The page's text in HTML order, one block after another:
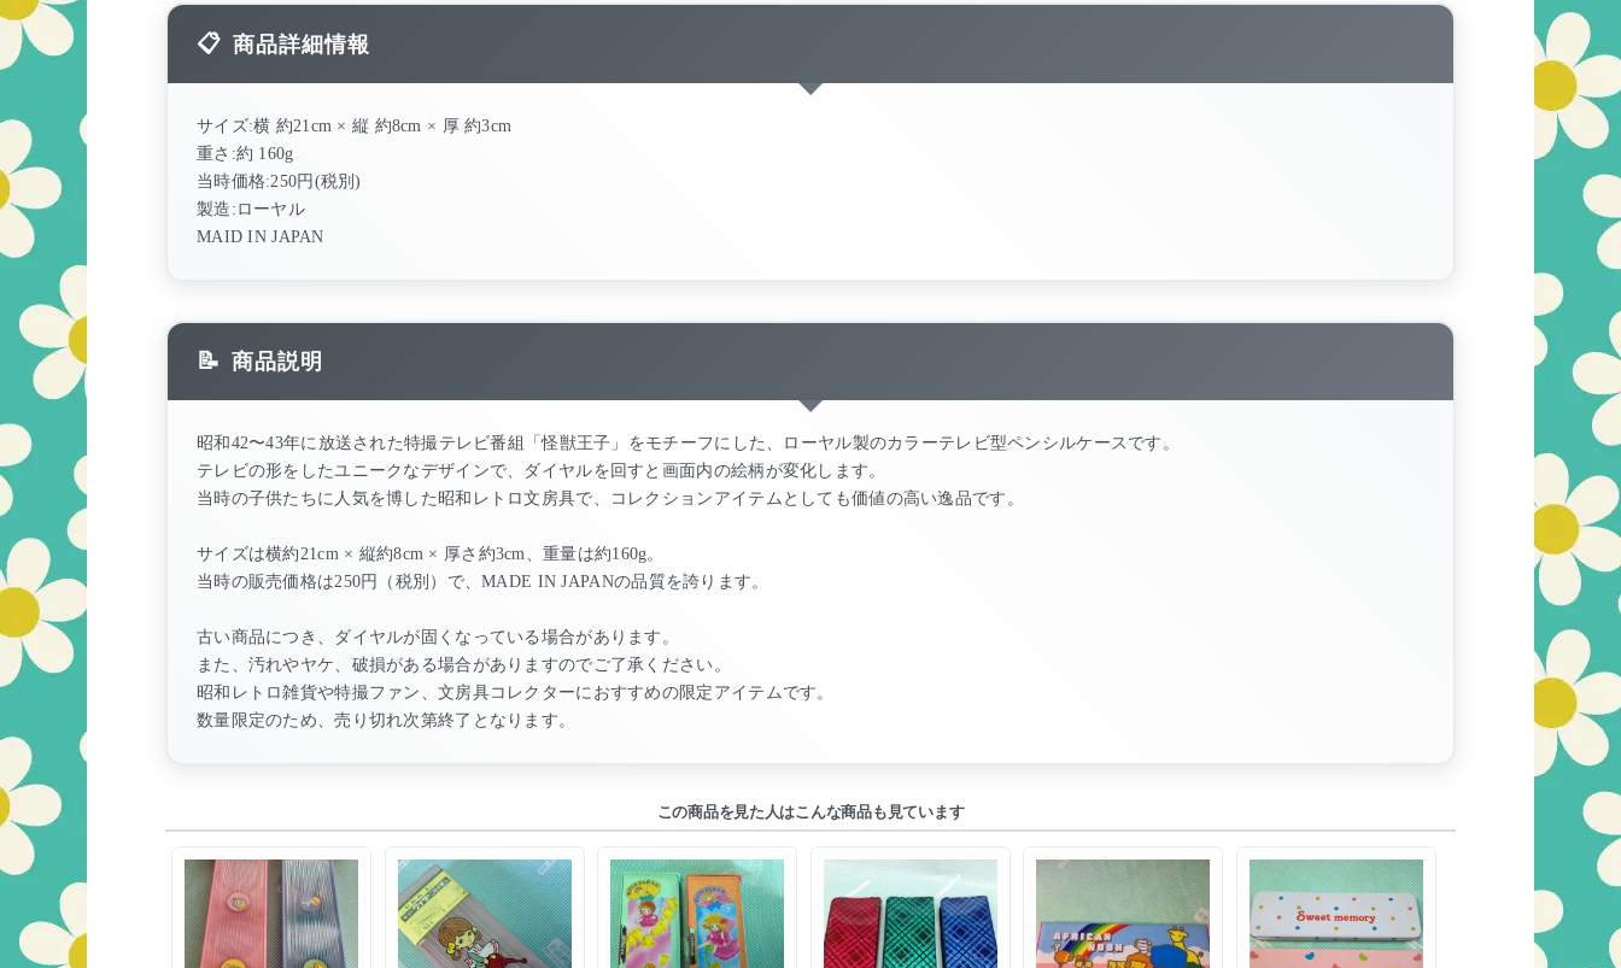
商品詳細情報
サイズ:横 約21cm × 縦 約8cm × 厚 約3cm
重さ:約 160g
当時価格:250円(税別)
製造:ローヤル
MAID IN JAPAN
商品説明
昭和42〜43年に放送された特撮テレビ番組「怪獣王子」をモチーフにした、ローヤル製のカラーテレビ型ペンシルケースです。
テレビの形をしたユニークなデザインで、ダイヤルを回すと画面内の絵柄が変化します。
当時の子供たちに人気を博した昭和レトロ文房具で、コレクションアイテムとしても価値の高い逸品です。
サイズは横約21cm × 縦約8cm × 厚さ約3cm、重量は約160g。
当時の販売価格は250円（税別）で、MADE IN JAPANの品質を誇ります。
古い商品につき、ダイヤルが固くなっている場合があります。
また、汚れやヤケ、破損がある場合がありますのでご了承ください。
昭和レトロ雑貨や特撮ファン、文房具コレクターにおすすめの限定アイテムです。
数量限定のため、売り切れ次第終了となります。
この商品を見た人はこんな商品も見ています